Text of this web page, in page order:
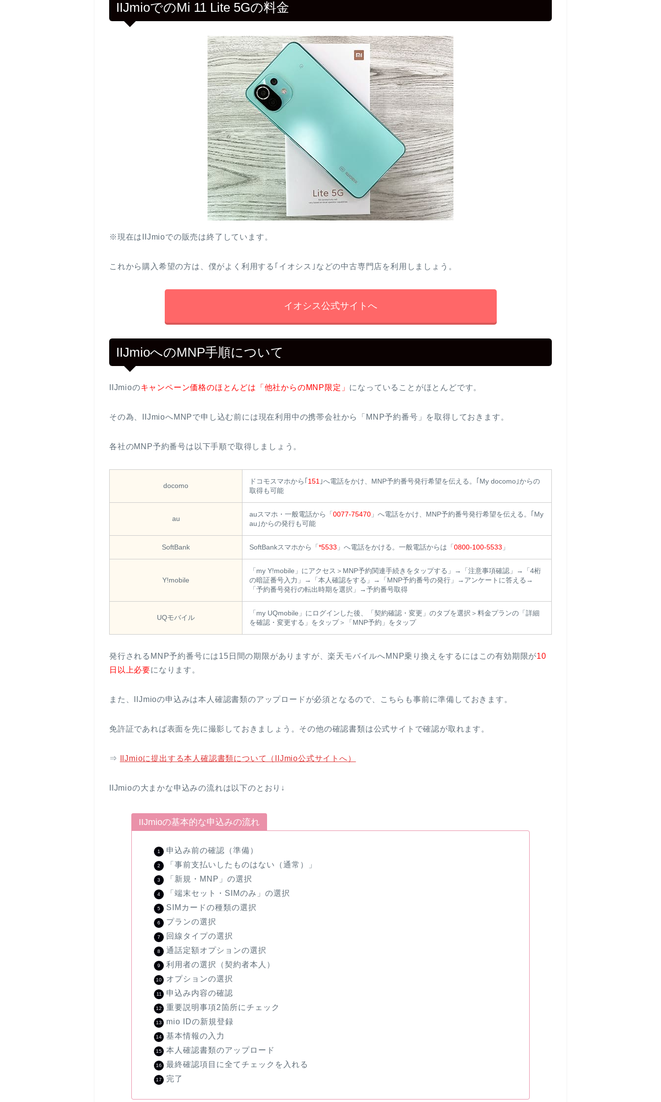
IIJmioでのMi 11 Lite 5Gの料金
※現在はIIJmioでの販売は終了しています。
これから購入希望の方は、僕がよく利用する｢イオシス｣などの中古専門店を利用しましょう。
イオシス公式サイトへ
IIJmioへのMNP手順について
IIJmioのキャンペーン価格のほとんどは「他社からのMNP限定」 になっていることがほとんどです。
その為、IIJmioへMNPで申し込む前には現在利用中の携帯会社から「MNP予約番号」を取得しておきます。
各社のMNP予約番号は以下手順で取得しましょう。
docomo
ドコモスマホから｢151 ｣へ電話をかけ、MNP予約番号発行希望を伝える。｢My docomo｣からの
取得も可能
au
auスマホ・一般電話から「0077-75470 」へ電話をかけ、MNP予約番号発行希望を伝える。｢My
au｣からの発行も可能
SoftBank SoftBankスマホから「*5533 」へ電話をかける。一般電話からは「0800-100-5533 」
Y!mobile
「my Y!mobile」にアクセス＞MNP予約関連手続きをタップする」→「注意事項確認」→「4桁
の暗証番号入力」→「本人確認をする」→「MNP予約番号の発行」→アンケートに答える→
「予約番号発行の転出時期を選択」→予約番号取得
UQモバイル
「my UQmobile」にログインした後、「契約確認・変更」のタブを選択＞料金プランの「詳細
を確認・変更する」をタップ＞「MNP予約」をタップ
発行されるMNP予約番号には15日間の期限がありますが、楽天モバイルへMNP乗り換えをするにはこの有効期限が10
日以上必要になります。
また、IIJmioの申込みは本人確認書類のアップロードが必須となるので、こちらも事前に準備しておきます。
免許証であれば表面を先に撮影しておきましょう。その他の確認書類は公式サイトで確認が取れます。
⇒ IIJmioに提出する本人確認書類について（IIJmio公式サイトへ）
IIJmioの大まかな申込みの流れは以下のとおり↓
IIJmioの基本的な申込みの流れ
申込み前の確認（準備）
「事前支払いしたものはない（通常）」
「新規・MNP」の選択
「端末セット・SIMのみ」の選択
SIMカードの種類の選択
プランの選択
回線タイプの選択
通話定額オプションの選択
利用者の選択（契約者本人）
オプションの選択
申込み内容の確認
重要説明事項2箇所にチェック
mio IDの新規登録
基本情報の入力
本人確認書類のアップロード
最終確認項目に全てチェックを入れる
完了